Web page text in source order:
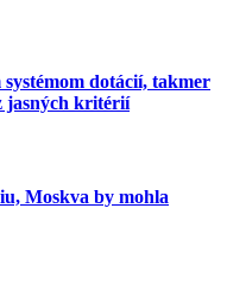
dotácií, takmer
jasných kritérií
Moskva by mohla